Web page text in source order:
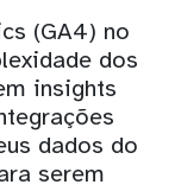
(GA4) no
dos
insights
dados do
serem